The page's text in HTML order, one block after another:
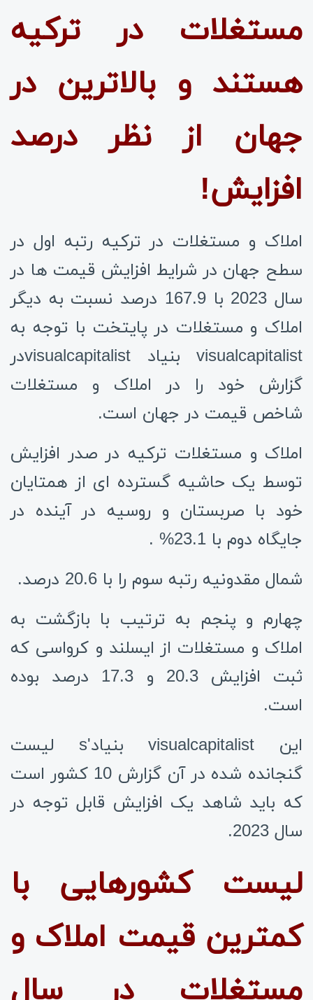
مستغلات در ترکیه
هستند و بالاترین در
جهان از نظر درصد
افزایش!
املاک و مستغلات در ترکیه رتبه اول در
سطح جهان در شرایط افزایش قیمت ها در
سال 2023 با 167.9 درصد نسبت به دیگر
املاک و مستغلات در پایتخت با توجه به
visualcapitalist بنیاد
visualcapitalistدر
گزارش خود را در املاک و مستغلات
شاخص قیمت در جهان است.
املاک و مستغلات ترکیه در صدر افزایش
توسط یک حاشیه گسترده ای از همتایان
خود با صربستان و روسیه در آینده در
جایگاه دوم با 23.1% .
شمال مقدونیه رتبه سوم را با 20.6 درصد.
چهارم و پنجم به ترتيب با بازگشت به
املاک و مستغلات از ایسلند و کرواسی که
ثبت افزایش 20.3 و 17.3 درصد بوده
است.
این visualcapitalist بنیاد
's لیست
گنجانده شده در آن گزارش 10 کشور است
که باید شاهد یک افزایش قابل توجه در
سال 2023.
لیست کشورهایی با
کمترین قیمت املاک و